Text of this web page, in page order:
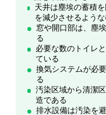
天井は塵埃の蓄積
を減少させるよう
窓や開口部は、塵
る
必要な数のトイレ
ている
換気システムが必
る
汚染区域から清潔
造である
排水設備は汚染を